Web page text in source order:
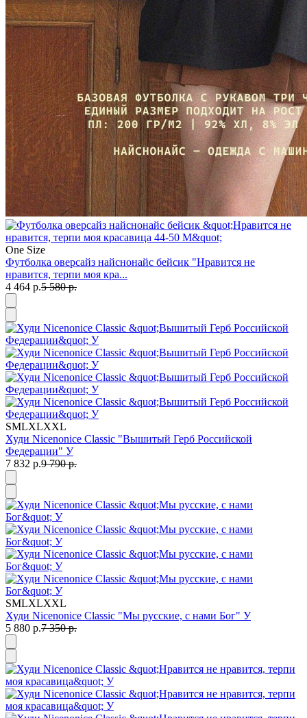
One Size
Футболка оверсайз найснонайс бейсик "Нравится не
нравится, терпи моя кра...
4 464 р.5 580 р.
SMLXLXXL
Худи Nicenonice Classic "Вышитый Герб Российской
Федерации" У
7 832 р.9 790 р.
SMLXLXXL
Худи Nicenonice Classic "Мы русские, с нами Бог" У
5 880 р.7 350 р.